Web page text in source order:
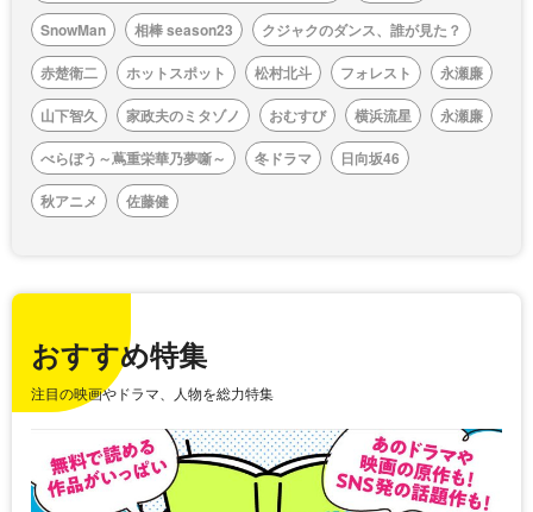
SnowMan
相棒 season23
クジャクのダンス、誰が見た？
赤楚衛二
ホットスポット 松村北斗 フォレスト
永瀬廉
山下智久
家政夫のミタゾノ おむすび 横浜流星
永瀬廉
べらぼう～蔦重栄華乃夢噺～
冬ドラマ
日向坂46
秋アニメ
佐藤健
おすすめ特集
注目の映画やドラマ、人物を総力特集